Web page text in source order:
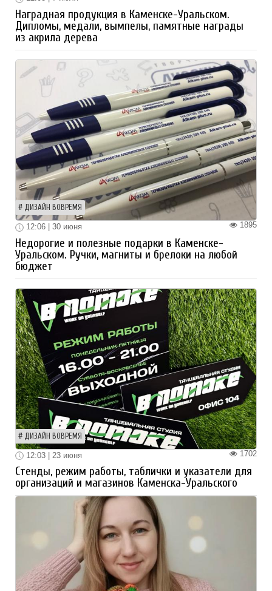
Наградная продукция в Каменске-Уральском.
Дипломы, медали, вымпелы, памятные награды
из акрила дерева
ДИЗАЙН ВОВРЕМЯ
1895
12:06 | 30 июня
Недорогие и полезные подарки в Каменске-
Уральском. Ручки, магниты и брелоки на любой
бюджет
ДИЗАЙН ВОВРЕМЯ
1702
12:03 | 23 июня
Стенды, режим работы, таблички и указатели для
организаций и магазинов Каменска-Уральского